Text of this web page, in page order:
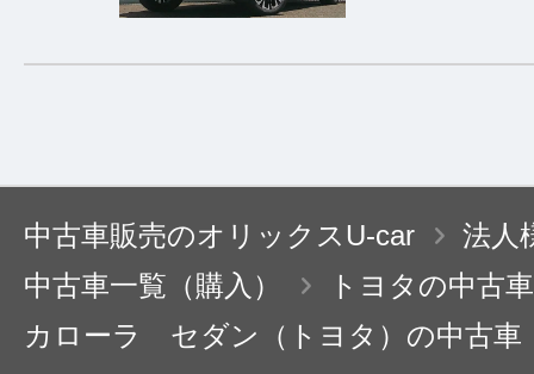
中古車販売のオリックスU-car
法人
中古車一覧（購入）
トヨタの中古車
カローラ セダン（トヨタ）の中古車